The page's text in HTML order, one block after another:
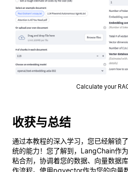
Calculate your
收获与总结
通过本教程的深入学习，您已经解锁
统的能力！您了解到，LangChain作
粘合剂，协调着您的数据、向量数据
作流程。使用pgvector作为您的向量